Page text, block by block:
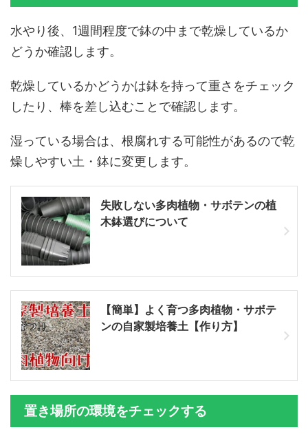
水やり後、1週間程度で鉢の中まで乾燥しているか
どうか確認します。
乾燥しているかどうかは鉢を持って重さをチェック
したり、棒を差し込むことで確認します。
湿っている場合は、根腐れする可能性があるので乾
燥しやすい土・鉢に変更します。
失敗しない多肉植物・サボテンの植
木鉢選びについて
【簡単】よく育つ多肉植物・サボテ
ンの自家製培養土【作り方】
置き場所の環境をチェックする